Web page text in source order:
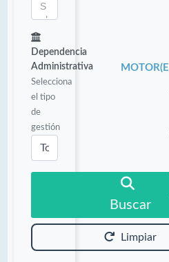
Dependencia
Administrativa
Selecciona
el tipo
de
gestión
Buscar
Limpiar